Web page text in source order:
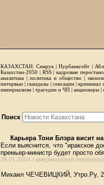
КАЗАХСТАН: Самрук |Нурбанкгейт |
Казахстан-2050 | RSS|кадровые
аналитика | политика и общество |
интервью |скандалы | сенсации|криминал
империализм | трагедии и ЧП | акционеры |
Поиск
Карьера Тони Блэра висит
Если выяснится, что "иракское
премьер-министр будет просто
28.01.2004 / американский
Михаил ЧЕЧЕВИЦКИЙ, Утро.Ру,